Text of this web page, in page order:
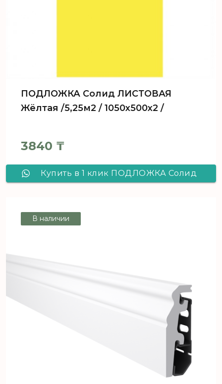
ПОДЛОЖКА Солид ЛИСТОВАЯ
Жёлтая /5,25м2 / 1050х500х2 /
3840 ₸
Купить в 1 клик ПОДЛОЖКА Солид
В наличии